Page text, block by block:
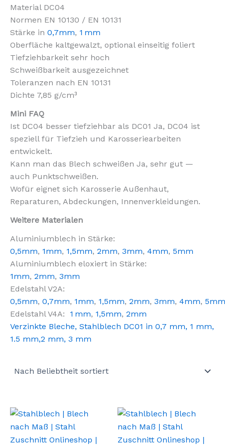
Material DC04
Normen EN 10130 / EN 10131
Stärke in 0,7mm, 1 mm
Oberfläche kaltgewalzt, optional einseitig foliert
Tiefziehbarkeit sehr hoch
Schweißbarkeit ausgezeichnet
Toleranzen nach EN 10131
Dichte 7,85 g/cm³
Mini FAQ
Ist DC04 besser tiefziehbar als DC01 Ja, DC04 ist
speziell für Tiefzieh und Karosseriearbeiten
entwickelt.
Kann man das Blech schweißen Ja, sehr gut —
auch Punktschweißen.
Wofür eignet sich Karosserie Außenhaut,
Reparaturen, Abdeckungen, Innenverkleidungen.
Weitere Materialen
Aluminiumblech in Stärke:
0,5mm, 1mm, 1,5mm, 2mm, 3mm, 4mm, 5mm
Aluminiumblech eloxiert in Stärke:
1mm, 2mm, 3mm
Edelstahl V2A:
0,5mm, 0,7mm, 1mm, 1,5mm, 2mm, 3mm, 4mm, 5mm
Edelstahl V4A: 1 mm, 1,5mm, 2mm
Verzinkte Bleche, Stahlblech DC01 in 0,7 mm, 1 mm,
1.5 mm,2 mm, 3 mm